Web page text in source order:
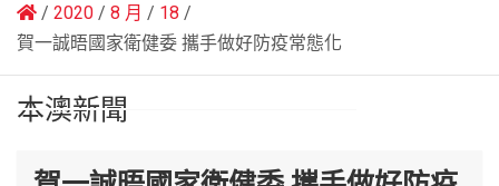
2020 8 月
18
賀一誠晤國家衛健委 攜手做好防疫常態化
本澳新聞